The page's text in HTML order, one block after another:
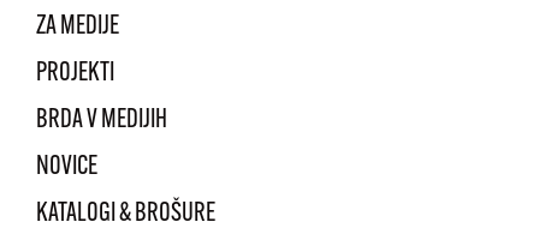
ZA MEDIJE
PROJEKTI
BRDA V MEDIJIH
NOVICE
KATALOGI & BROŠURE